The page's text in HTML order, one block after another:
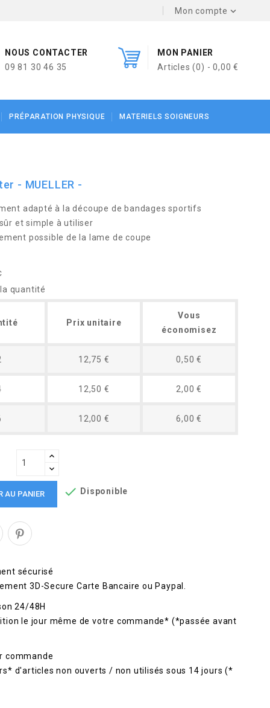
Mon compte 
MON PANIER
Articles (0) - 0,00 €
NOUS CONTACTER
09 81 30 46 35
PRÉPARATION PHYSIQUE MATERIELS SOIGNEURS
- MUELLER -
adapté à la découpe de bandages sportifs
et simple à utiliser
possible de la lame de coupe
quantité
Prix unitaire
Vous
économisez
12,75 € 0,50 €
12,50 € 2,00 €
12,00 € 6,00 €
AU PANIER  Disponible
sécurisé
3D-Secure Carte Bancaire ou Paypal.
24/48H
le jour même de votre commande* (*passée avant
commande
d'articles non ouverts / non utilisés sous 14 jours (*